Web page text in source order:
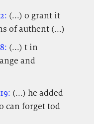
(...) o grant it
of authent (...)
(...) t in
and
(...) he added
can forget tod